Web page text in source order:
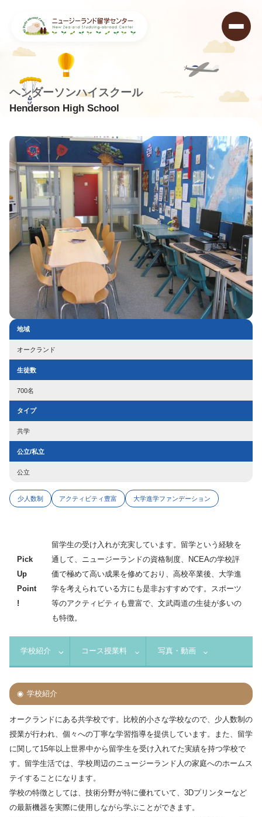
Henderson High School
ヘンダーソンハイスクール
ニュージーランド留学センター>学校データベース Henderson High School
地域
オークランド
生徒数
700名
タイプ
共学
公立/私立
公立
少人数制 アクティビティ豊富 大学進学ファンデーション
Pick
Up
Point
!
留学生の受け入れが充実しています。留学という経験を
通して、ニュージーランドの資格制度、NCEAの学校評
価で極めて高い成果を修めており、高校卒業後、大学進
学を考えられている方にも是非おすすめです。スポーツ
等のアクティビティも豊富で、文武両道の生徒が多いの
も特徴。
学校紹介 コース授業料 写真・動画
学校紹介
オークランドにある共学校です。比較的小さな学校なので、少人数制の
授業が行われ、個々への丁寧な学習指導を提供しています。また、留学
に関して15年以上世界中から留学生を受け入れてた実績を持つ学校で
す。留学生活では、学校周辺のニュージーランド人の家庭へのホームス
テイすることになります。
学校の特徴としては、技術分野が特に優れていて、3Dプリンターなど
の最新機器を実際に使用しながら学ぶことができます。